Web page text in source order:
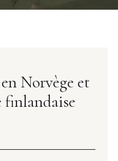
Norvège et
finlandaise